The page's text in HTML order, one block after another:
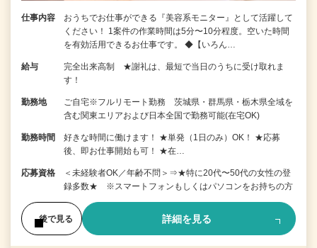
仕事内容
おうちでお仕事ができる『美容系モニター』として活躍して
ください！ 1案件の作業時間は5分〜10分程度。空いた時間
を有効活用できるお仕事です。 ◆【いろん…
給与
完全出来高制 ★謝礼は、最短で当日のうちに受け取れま
す！
勤務地
ご自宅※フルリモート勤務 茨城県・群馬県・栃木県全域を
含む関東エリアおよび日本全国で勤務可能(在宅OK)
勤務時間
好きな時間に働けます！ ★単発（1日のみ）OK！ ★応募
後、即お仕事開始も可！ ★在…
応募資格
＜未経験者OK／年齢不問＞⇒★特に20代〜50代の女性の登
録多数★ ※スマートフォンもしくはパソコンをお持ちの方
後で見る 詳細を見る